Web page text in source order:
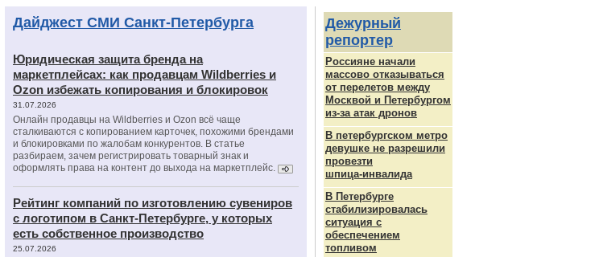
Дайджест СМИ Санкт-Петербурга
Юридическая защита бренда на
маркетплейсах: как продавцам Wildberries и
Ozon избежать копирования и блокировок
31.07.2026
Онлайн продавцы на Wildberries и Ozon всё чаще
сталкиваются с копированием карточек, похожими брендами
и блокировками по жалобам конкурентов. В статье
разбираем, зачем регистрировать товарный знак и
оформлять права на контент до выхода на маркетплейс.
Рейтинг компаний по изготовлению сувениров
с логотипом в Санкт-Петербурге, у которых
есть собственное производство
25.07.2026
Дежурный
репортер
Россияне начали
массово отказываться
от перелетов между
Москвой и Петербургом
из-за атак дронов
В петербургском метро
девушке не разрешили
провезти
шпица‑инвалида
В Петербурге
стабилизировалась
ситуация с
обеспечением
топливом